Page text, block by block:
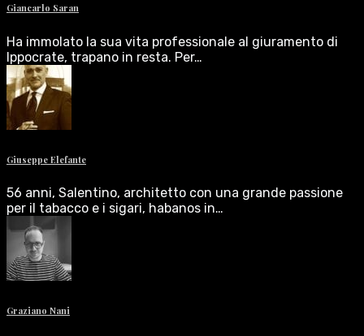
Giancarlo Saran
Ha immolato la sua vita professionale al giuramento di
Ippocrate, trapano in resta. Per…
Giuseppe Elefante
56 anni, Salentino, architetto con una grande passione
per il tabacco e i sigari, habanos in…
Graziano Nani